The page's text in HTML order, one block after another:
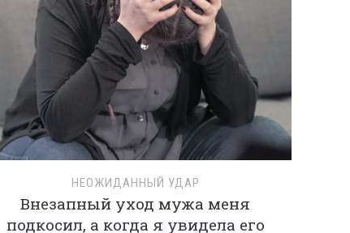
НЕОЖИДАННЫЙ УДАР
Внезапный уход мужа меня
подкосил, а когда я увидела его